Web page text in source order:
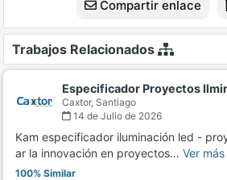
Compartir enlace
Trabajos Relacionados
Especificador Proyectos
Caxtor, Santiago
14 de Julio de 2026
Kam especificador iluminación led -
ar la innovación en proyectos… Ver más
100% Similar